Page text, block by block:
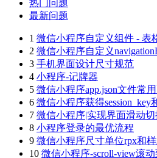
热门问题
最新问题
1 微信小程序自定义组件 - 表
2 微信小程序自定义
3 手机界面设计尺寸规范
4 小程序-记牌器
5 微信小程序app.json文件常
6 微信小程序获得session_key
7 微信小程序|实现界面滑动切
8 小程序登录的最优流程
9 微信小程序尺寸单位rpx和
10 微信小程序-scroll-view滚